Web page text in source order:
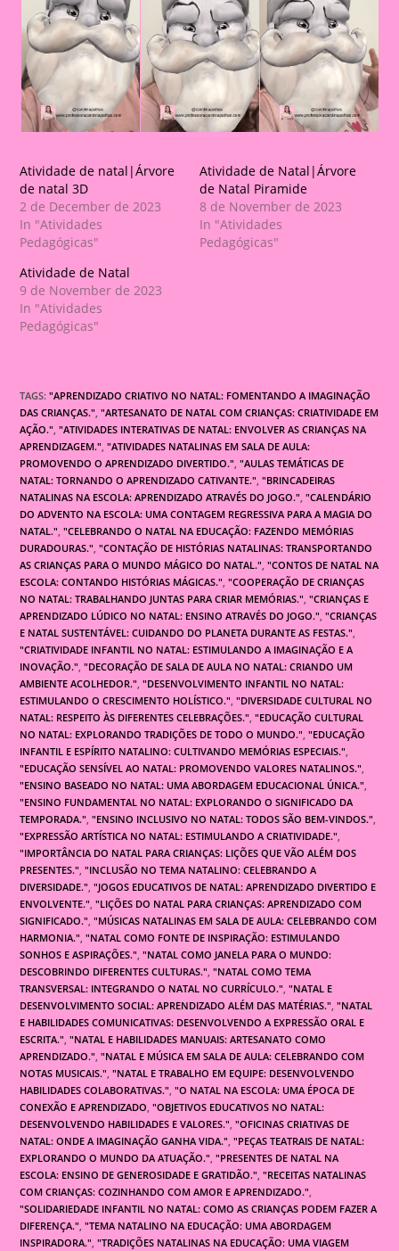
Atividade de natal|Árvore
de natal 3D
2 de December de 2023
In "Atividades
Pedagógicas"
Atividade de Natal|Árvore
de Natal Piramide
8 de November de 2023
In "Atividades
Pedagógicas"
Atividade de Natal
9 de November de 2023
In "Atividades
Pedagógicas"
TAGS:"APRENDIZADO CRIATIVO NO NATAL: FOMENTANDO A IMAGINAÇÃO
DAS CRIANÇAS.", "ARTESANATO DE NATAL COM CRIANÇAS: CRIATIVIDADE EM
AÇÃO.", "ATIVIDADES INTERATIVAS DE NATAL: ENVOLVER AS CRIANÇAS NA
APRENDIZAGEM.", "ATIVIDADES NATALINAS EM SALA DE AULA:
PROMOVENDO O APRENDIZADO DIVERTIDO.", "AULAS TEMÁTICAS DE
NATAL: TORNANDO O APRENDIZADO CATIVANTE.", "BRINCADEIRAS
NATALINAS NA ESCOLA: APRENDIZADO ATRAVÉS DO JOGO.", "CALENDÁRIO
DO ADVENTO NA ESCOLA: UMA CONTAGEM REGRESSIVA PARA A MAGIA DO
NATAL.", "CELEBRANDO O NATAL NA EDUCAÇÃO: FAZENDO MEMÓRIAS
DURADOURAS.", "CONTAÇÃO DE HISTÓRIAS NATALINAS: TRANSPORTANDO
AS CRIANÇAS PARA O MUNDO MÁGICO DO NATAL.", "CONTOS DE NATAL NA
ESCOLA: CONTANDO HISTÓRIAS MÁGICAS.", "COOPERAÇÃO DE CRIANÇAS
NO NATAL: TRABALHANDO JUNTAS PARA CRIAR MEMÓRIAS.", "CRIANÇAS E
APRENDIZADO LÚDICO NO NATAL: ENSINO ATRAVÉS DO JOGO.", "CRIANÇAS
E NATAL SUSTENTÁVEL: CUIDANDO DO PLANETA DURANTE AS FESTAS.",
"CRIATIVIDADE INFANTIL NO NATAL: ESTIMULANDO A IMAGINAÇÃO E A
INOVAÇÃO.", "DECORAÇÃO DE SALA DE AULA NO NATAL: CRIANDO UM
AMBIENTE ACOLHEDOR.", "DESENVOLVIMENTO INFANTIL NO NATAL:
ESTIMULANDO O CRESCIMENTO HOLÍSTICO.", "DIVERSIDADE CULTURAL NO
NATAL: RESPEITO ÀS DIFERENTES CELEBRAÇÕES.", "EDUCAÇÃO CULTURAL
NO NATAL: EXPLORANDO TRADIÇÕES DE TODO O MUNDO.", "EDUCAÇÃO
INFANTIL E ESPÍRITO NATALINO: CULTIVANDO MEMÓRIAS ESPECIAIS.",
"EDUCAÇÃO SENSÍVEL AO NATAL: PROMOVENDO VALORES NATALINOS.",
"ENSINO BASEADO NO NATAL: UMA ABORDAGEM EDUCACIONAL ÚNICA.",
"ENSINO FUNDAMENTAL NO NATAL: EXPLORANDO O SIGNIFICADO DA
TEMPORADA.", "ENSINO INCLUSIVO NO NATAL: TODOS SÃO BEM-VINDOS.",
"EXPRESSÃO ARTÍSTICA NO NATAL: ESTIMULANDO A CRIATIVIDADE.",
"IMPORTÂNCIA DO NATAL PARA CRIANÇAS: LIÇÕES QUE VÃO ALÉM DOS
PRESENTES.", "INCLUSÃO NO TEMA NATALINO: CELEBRANDO A
DIVERSIDADE.", "JOGOS EDUCATIVOS DE NATAL: APRENDIZADO DIVERTIDO E
ENVOLVENTE.", "LIÇÕES DO NATAL PARA CRIANÇAS: APRENDIZADO COM
SIGNIFICADO.", "MÚSICAS NATALINAS EM SALA DE AULA: CELEBRANDO COM
HARMONIA.", "NATAL COMO FONTE DE INSPIRAÇÃO: ESTIMULANDO
SONHOS E ASPIRAÇÕES.", "NATAL COMO JANELA PARA O MUNDO:
DESCOBRINDO DIFERENTES CULTURAS.", "NATAL COMO TEMA
TRANSVERSAL: INTEGRANDO O NATAL NO CURRÍCULO.", "NATAL E
DESENVOLVIMENTO SOCIAL: APRENDIZADO ALÉM DAS MATÉRIAS.", "NATAL
E HABILIDADES COMUNICATIVAS: DESENVOLVENDO A EXPRESSÃO ORAL E
ESCRITA.", "NATAL E HABILIDADES MANUAIS: ARTESANATO COMO
APRENDIZADO.", "NATAL E MÚSICA EM SALA DE AULA: CELEBRANDO COM
NOTAS MUSICAIS.", "NATAL E TRABALHO EM EQUIPE: DESENVOLVENDO
HABILIDADES COLABORATIVAS.", "O NATAL NA ESCOLA: UMA ÉPOCA DE
CONEXÃO E APRENDIZADO, "OBJETIVOS EDUCATIVOS NO NATAL:
DESENVOLVENDO HABILIDADES E VALORES.", "OFICINAS CRIATIVAS DE
NATAL: ONDE A IMAGINAÇÃO GANHA VIDA.", "PEÇAS TEATRAIS DE NATAL:
EXPLORANDO O MUNDO DA ATUAÇÃO.", "PRESENTES DE NATAL NA
ESCOLA: ENSINO DE GENEROSIDADE E GRATIDÃO.", "RECEITAS NATALINAS
COM CRIANÇAS: COZINHANDO COM AMOR E APRENDIZADO.",
"SOLIDARIEDADE INFANTIL NO NATAL: COMO AS CRIANÇAS PODEM FAZER A
DIFERENÇA.", "TEMA NATALINO NA EDUCAÇÃO: UMA ABORDAGEM
INSPIRADORA.", "TRADIÇÕES NATALINAS NA EDUCAÇÃO: UMA VIAGEM